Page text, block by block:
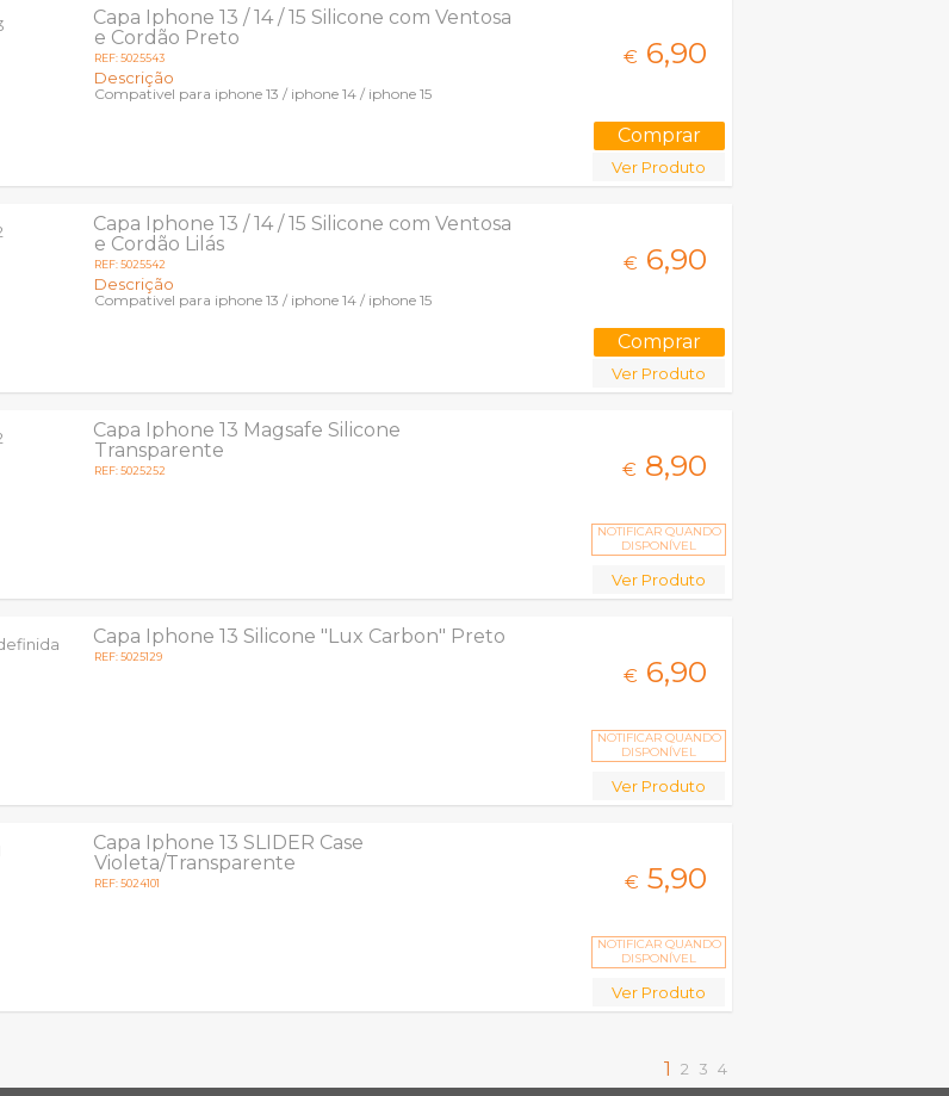
Capa Iphone 13 / 14 / 15 Silicone com Ventosa
e Cordão Preto
REF: 5025543
Descrição
Compativel para iphone 13 / iphone 14 / iphone 15
€ 6,90
Ver Produto
Capa Iphone 13 / 14 / 15 Silicone com Ventosa
e Cordão Lilás
REF: 5025542
Descrição
Compativel para iphone 13 / iphone 14 / iphone 15
€ 6,90
Ver Produto
Capa Iphone 13 Magsafe Silicone
Transparente
REF: 5025252 € 8,90
NOTIFICAR QUANDO
DISPONÍVEL
Ver Produto
Capa Iphone 13 Silicone "Lux Carbon" Preto
REF: 5025129
€ 6,90
NOTIFICAR QUANDO
DISPONÍVEL
Ver Produto
Capa Iphone 13 SLIDER Case
Violeta/Transparente
REF: 5024101 € 5,90
NOTIFICAR QUANDO
DISPONÍVEL
Ver Produto
1 2 3 4